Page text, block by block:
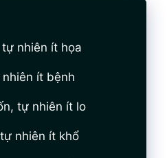
nhiên ít họa
ít bệnh
tự nhiên ít lo
nhiên ít khổ